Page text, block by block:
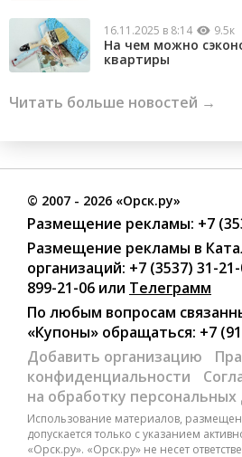
16.11.2025 в 8:14 9.5к
На чем можно
квартиры
Читать больше новостей →
© 2007 - 2026 «Орск.ру»
Размещение рекламы: +7
Размещение рекламы в
организаций: +7 (3537) 31-
899-21-06 или Телеграмм
По любым вопросам
«Купоны» обращаться: +7
Добавить организацию
конфиденциальности
на обработку
Использование материалов,
допускается только с указанием
«Орск.ру». «Орск.ру» не несет